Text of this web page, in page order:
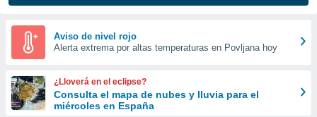
y
forma
digital
basada
Aviso de nivel rojo
Alerta extrema por altas temperaturas en Povljana hoy
¿Lloverá en el eclipse?
Consulta el mapa de nubes y lluvia para el
miércoles en España